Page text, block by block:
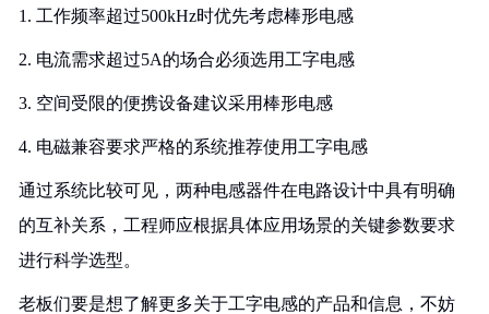
1. 工作频率超过500kHz时优先考虑棒形电感
2. 电流需求超过5A的场合必须选用工字电感
3. 空间受限的便携设备建议采用棒形电感
4. 电磁兼容要求严格的系统推荐使用工字电感
通过系统比较可见，两种电感器件在电路设计中具有明确
的互补关系，工程师应根据具体应用场景的关键参数要求
进行科学选型。
老板们要是想了解更多关于工字电感的产品和信息，不妨